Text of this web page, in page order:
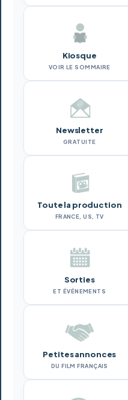
Kiosque
VOIR LE SOMMAIRE
Newsletter
GRATUITE
Toute la production
FRANCE, US, TV
Sorties
ET ÉVÉNEMENTS
Petites annonces
DU FILM FRANÇAIS